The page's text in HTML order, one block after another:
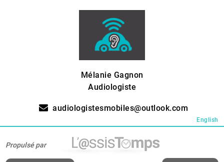
Mélanie Gagnon
Audiologiste
audiologistesmobiles@outlook.com
English
Propulsé par